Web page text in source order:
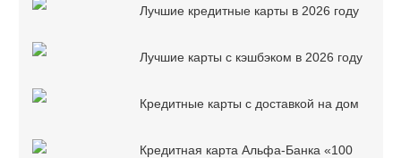
Лучшие кредитные карты в 2026 году
Лучшие карты с кэшбэком в 2026 году
Кредитные карты с доставкой на дом
Кредитная карта Альфа-Банка «100